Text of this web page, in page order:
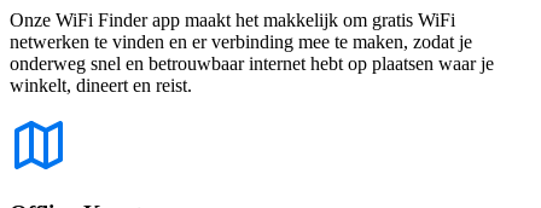
Onze WiFi Finder app maakt het makkelijk om gratis WiFi
netwerken te vinden en er verbinding mee te maken, zodat je
onderweg snel en betrouwbaar internet hebt op plaatsen waar je
winkelt, dineert en reist.